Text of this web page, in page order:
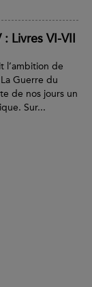
Livres VI-VII
l’ambition de
Guerre du
de nos jours un
Sur...